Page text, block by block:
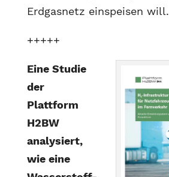
Erdgasnetz einspeisen will.
+++++
Eine Studie
der
Plattform
H2BW
analysiert,
wie eine